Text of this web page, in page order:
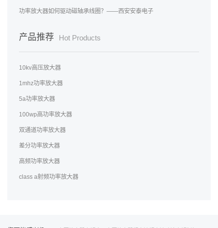
功率放大器如何驱动磁轴承线圈？——西安安泰电子
产品推荐 Hot Products
10kv高压放大器
1mhz功率放大器
5a功率放大器
100wp高功率放大器
双通道功率放大器
差分功率放大器
高频功率放大器
class a射频功率放大器